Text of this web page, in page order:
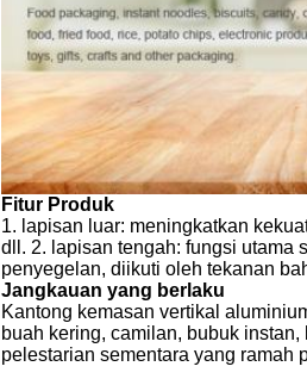
Fitur Produk
1. lapisan luar: meningkatkan
dll. 2. lapisan tengah: fungsi utama
penyegelan, diikuti oleh tekanan
Jangkauan yang berlaku
Kantong kemasan vertikal
buah kering, camilan, bubuk
pelestarian sementara yang ramah